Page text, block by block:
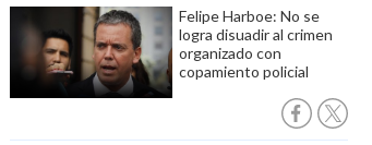
Felipe Harboe: No se
logra disuadir al crimen
organizado con
copamiento policial